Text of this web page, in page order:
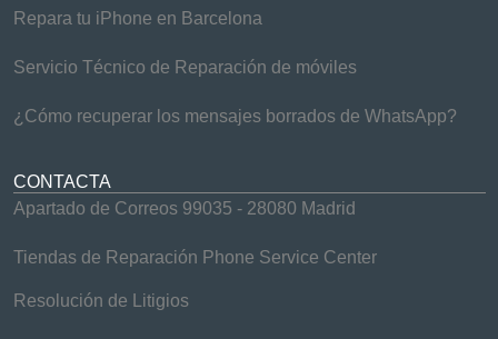
Repara tu iPhone en Barcelona
Servicio Técnico de Reparación de móviles
¿Cómo recuperar los mensajes borrados de WhatsApp?
CONTACTA
Apartado de Correos 99035 - 28080 Madrid
Tiendas de Reparación Phone Service Center
Resolución de Litigios